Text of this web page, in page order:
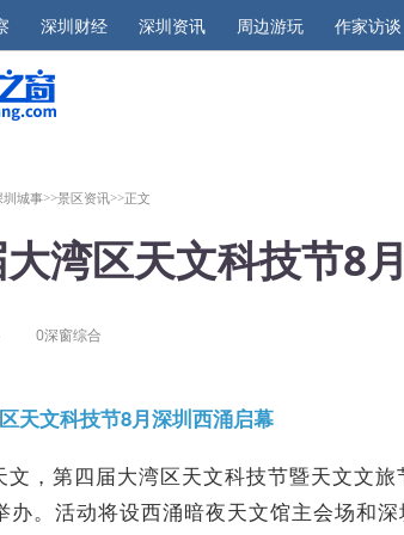
深圳财经 深圳资讯 周边游玩 作家访谈
圳城事>>景区资讯>>正文
湾区天文科技节8
0深窗综合
天文科技节8月深圳西涌启幕
文，第四届大湾区天文科技节暨天文文
办。活动将设西涌暗夜天文馆主会场和